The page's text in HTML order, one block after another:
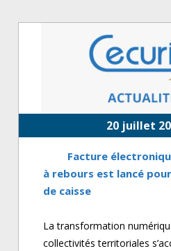
20 juillet
Facture
à rebours est lancé
de caisse
La transformation
collectivités territoriales